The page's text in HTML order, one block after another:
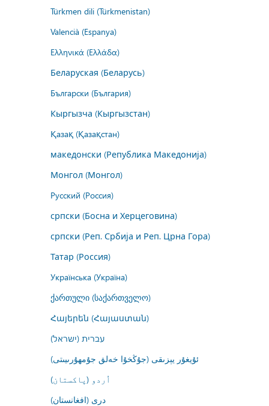
Türkmen dili (Türkmenistan)
Valencià (Espanya)
Ελληνικά (Ελλάδα)
Беларуская (Беларусь)
Български (България)
Кыргызча (Кыргызстан)
Қазақ (Қазақстан)
македонски (Република Македонија)
Монгол (Монгол)
Русский (Россия)
српски (Босна и Херцеговина)
српски (Реп. Србија и Реп. Црна Гора)
Татар (Россия)
Українська (Україна)
ქართული (საქართველო)
Հայերեն (Հայաստան)
עברית (ישראל)
ئۇيغۇر يېزىقى (جۇڭخۇا خەلق جۇمھۇرىيىتى)
اُردو (پاکستان)
درى (افغانستان)